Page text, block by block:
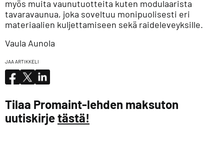
myös muita vaunutuotteita kuten modulaarista
tavaravaunua, joka soveltuu monipuolisesti eri
materiaalien kuljettamiseen sekä raideleveyksille.
Vaula Aunola
JAA ARTIKKELI
Tilaa Promaint-lehden maksuton
uutiskirjetästä!